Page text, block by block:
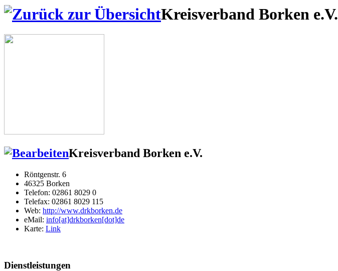
Kreisverband Borken e.V.
Kreisverband Borken e.V.
Röntgenstr. 6
46325 Borken
Telefon: 02861 8029 0
Telefax: 02861 8029 115
Web: http://www.drkborken.de
eMail: info[at]drkborken[dot]de
Karte: Link
Dienstleistungen